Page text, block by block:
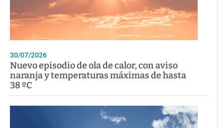
30/07/2026
Nuevo episodio de ola de calor, con aviso
naranja y temperaturas máximas de hasta
38 ºC